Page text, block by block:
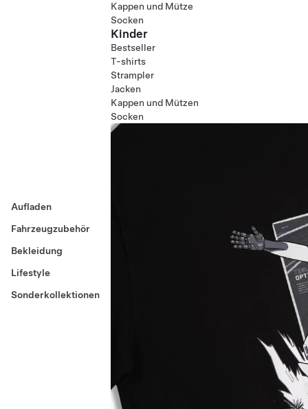
Aufladen
Fahrzeugzubehör
Bekleidung
Lifestyle
Sonderkollektionen
Kappen und Mütze
Socken
Kinder
Bestseller
T-shirts
Strampler
Jacken
Kappen und Mützen
Socken